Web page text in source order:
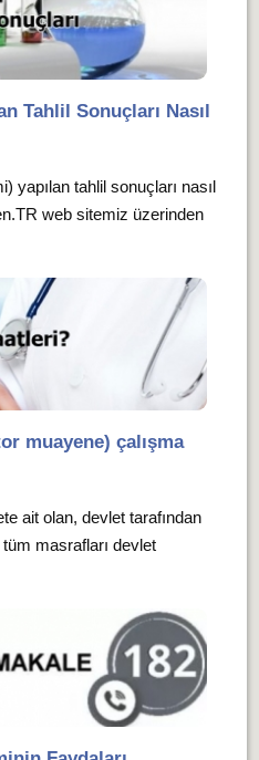
Tahlil Sonuçları Nasıl
yapılan tahlil sonuçları nasıl
web sitemiz üzerinden
muayene) çalışma
ait olan, devlet tarafından
masrafları devlet